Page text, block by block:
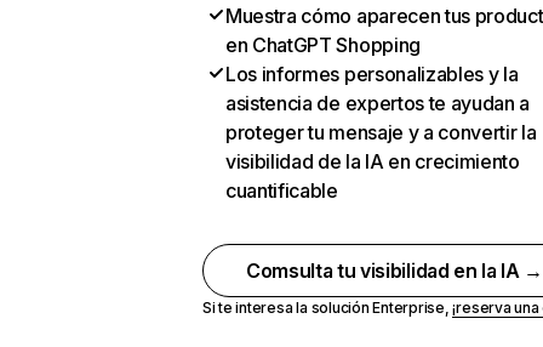
Muestra cómo aparecen tus
en ChatGPT Shopping
Los informes personalizables y la
asistencia de expertos te ayudan a
proteger tu mensaje y a convertir la
visibilidad de la IA en crecimiento
cuantificable
Comsulta tu visibilidad en la IA →
Si te interesa la solución Enterprise,¡reserva